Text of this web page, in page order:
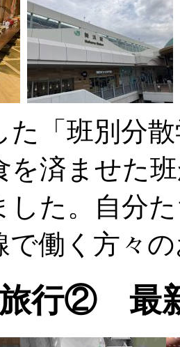
た「班別分
を済ませた
した。自分
で働く方々
旅行② 最